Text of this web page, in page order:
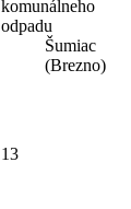
komunálneho
odpadu
Šumiac
(Brezno)
13